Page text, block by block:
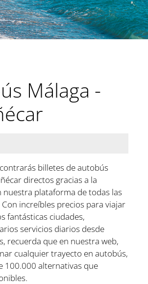
Málaga -
billetes de autobús
directos gracias a la
nuestra plataforma de todas las
Con increíbles precios para viajar
fantásticas ciudades,
servicios diarios desde
recuerda que en nuestra web,
cualquier trayecto en autobús,
100.000 alternativas que